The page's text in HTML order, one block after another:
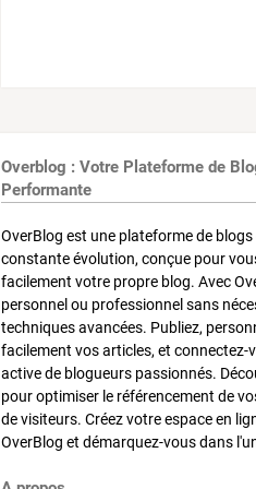
Overblog : Votre Plateforme de
Performante
OverBlog est une plateforme de blogs
constante évolution, conçue pour
facilement votre propre blog. Avec
personnel ou professionnel sans
techniques avancées. Publiez,
facilement vos articles, et connectez-
active de blogueurs passionnés.
pour optimiser le référencement de
de visiteurs. Créez votre espace en
OverBlog et démarquez-vous dans